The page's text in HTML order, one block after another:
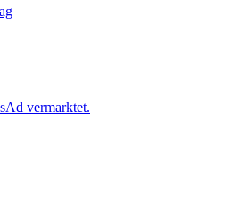
vermarktet.